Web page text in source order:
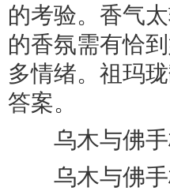
的考验。香气
的香氛需有恰
多情绪。祖玛
答案。
乌木与佛手
乌木与佛手